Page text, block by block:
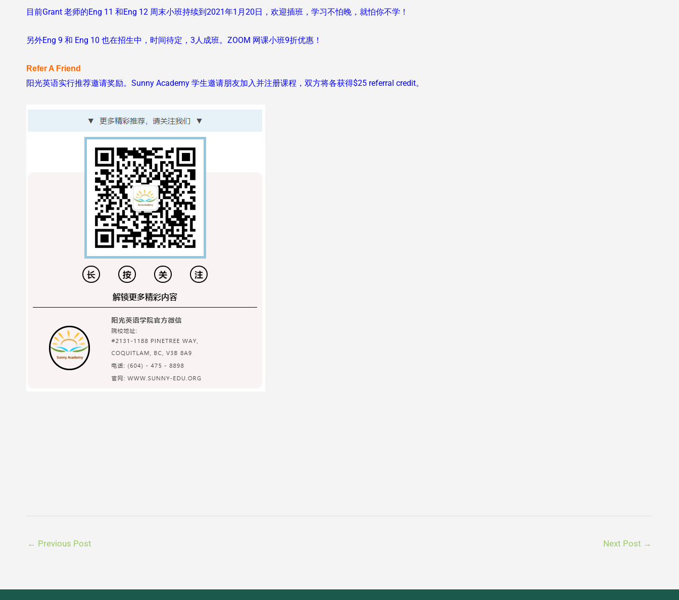
目前Grant 老师的Eng 11 和Eng 12 周末小班持续到2021年1月20日，欢迎插班，学习不怕晚，就怕你不学！
另外Eng 9 和 Eng 10 也在招生中，时间待定，3人成班。ZOOM 网课小班9折优惠！
Refer A Friend
阳光英语实行推荐邀请奖励。Sunny Academy 学生邀请朋友加入并注册课程，双方将各获得$25 referral credit。
← Previous Post Next Post →